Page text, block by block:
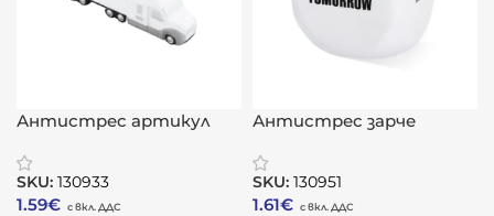
Антистрес артикул
SKU: 130933
1.59€
Антистрес зарче
SKU: 130951
1.61€